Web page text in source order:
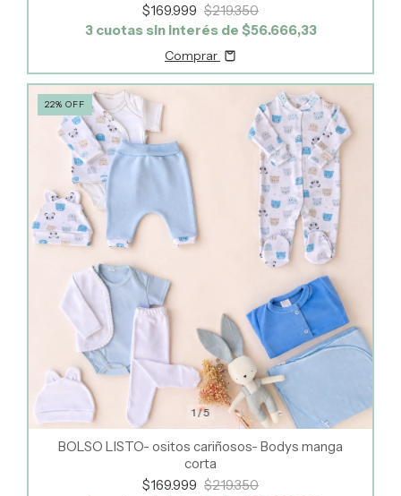
$169.999 $219.350
3 cuotas sin interés de $56.666,33
Comprar
1 /5
22% OFF
BOLSO LISTO- ositos cariñosos- Bodys manga
corta
$169.999 $219.350